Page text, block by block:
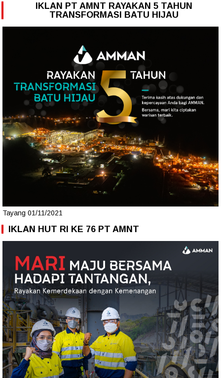
IKLAN PT AMNT RAYAKAN 5 TAHUN
TRANSFORMASI BATU HIJAU
Tayang 01/11/2021
IKLAN HUT RI KE 76 PT AMNT